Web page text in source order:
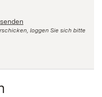
loggen Sie sich bitte